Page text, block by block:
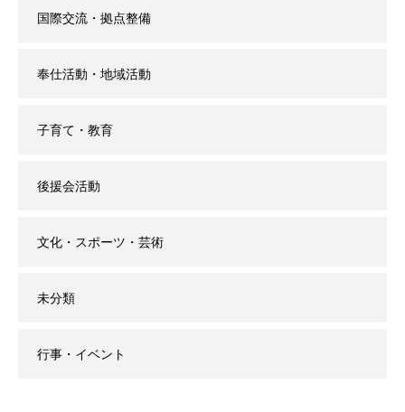
国際交流・拠点整備
奉仕活動・地域活動
子育て・教育
後援会活動
文化・スポーツ・芸術
未分類
行事・イベント